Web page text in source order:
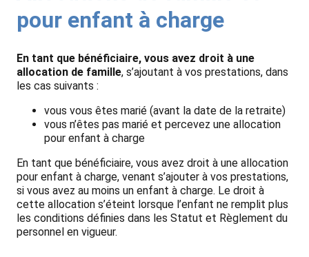
pour enfant à charge
En tant que bénéficiaire, vous avez droit à une
allocation de famille, s’ajoutant à vos prestations, dans
les cas suivants :
vous vous êtes marié (avant la date de la retraite)
vous n’êtes pas marié et percevez une allocation
pour enfant à charge
En tant que bénéficiaire, vous avez droit à une allocation
pour enfant à charge, venant s’ajouter à vos prestations,
si vous avez au moins un enfant à charge. Le droit à
cette allocation s’éteint lorsque l’enfant ne remplit plus
les conditions définies dans les Statut et Règlement du
personnel en vigueur.